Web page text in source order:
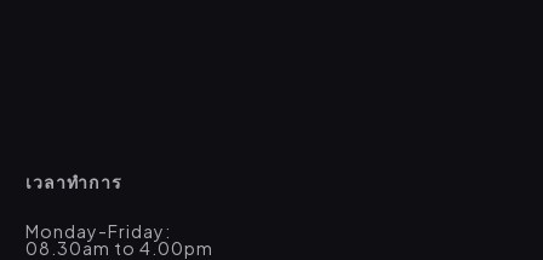
เวลาทำการ
Monday-Friday:
08.30am to 4.00pm